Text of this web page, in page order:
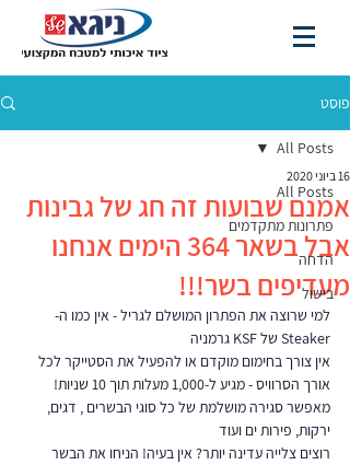
פוסט
All Posts
פתרונות מתקדמים
הדחה
בישול
All Posts
אמנם שבועות זה חג של גבינות
אבל בשאר 364 הימים אנחנו
מעדיפים בשר!!!
16 ביוני 2020
למי שרוצה את הפתרון המושלם לגריל - אין כמו ה-
Steaker של KSF גרמניה
אין צורך בחימום מוקדם או להפעיל את הסטייקר לכל
אורך הסרוויס - מגיע ל-1,000 מעלות תוך 10 שניות!
מאפשר סגירה מושלמת של כל סוגי הבשרים , דגים,
ירקות, פירות ים ועוד
רוצים צלייה עדינה יותר? אין בעיה! הניחו את הבשר